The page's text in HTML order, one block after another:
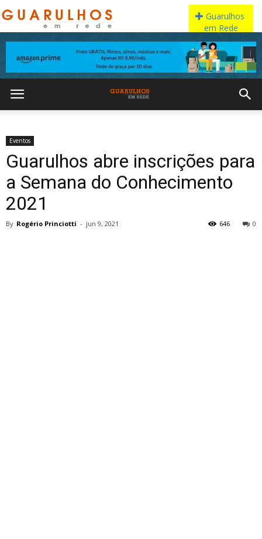
Eventos
Guarulhos abre inscrições para
a Semana do Conhecimento
2021
By Rogério Princiotti - jun 9, 2021 0
646